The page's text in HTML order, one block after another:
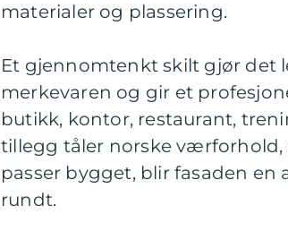
materialer og plassering.
Et gjennomtenkt skilt gjør det
merkevaren og gir et
butikk, kontor, restaurant,
tillegg tåler norske værforhold,
passer bygget, blir fasaden
rundt.